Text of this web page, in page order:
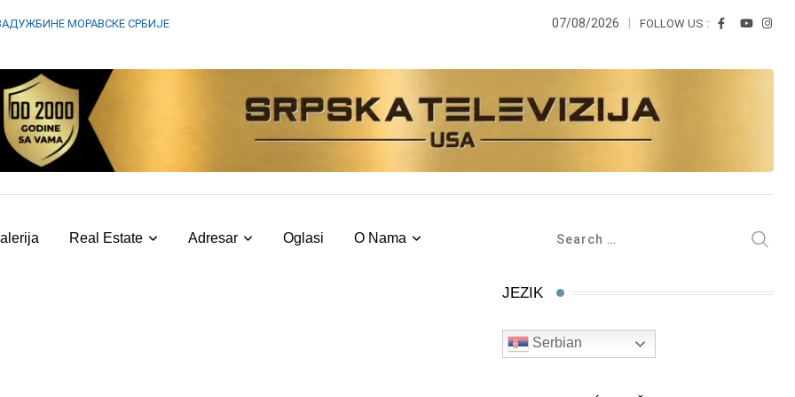
МОРАВСКЕ СРБИЈЕ 07/08/2026 FOLLOW US :
Real Estate Adresar Oglasi O Nama
JEZIK
Serbian